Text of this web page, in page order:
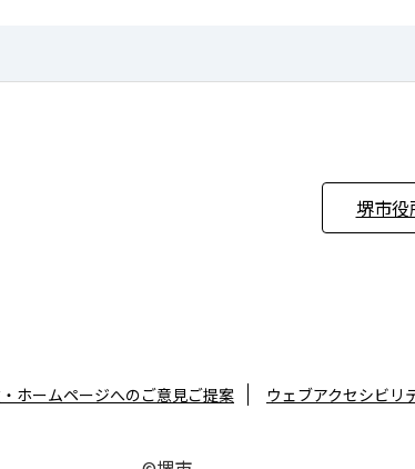
堺市
ホームページへのご意見ご提案 ウェブアクセシビリ